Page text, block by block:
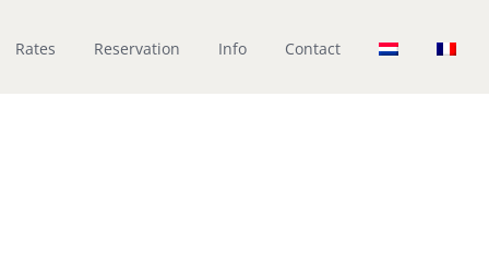
Rates Reservation Info Contact